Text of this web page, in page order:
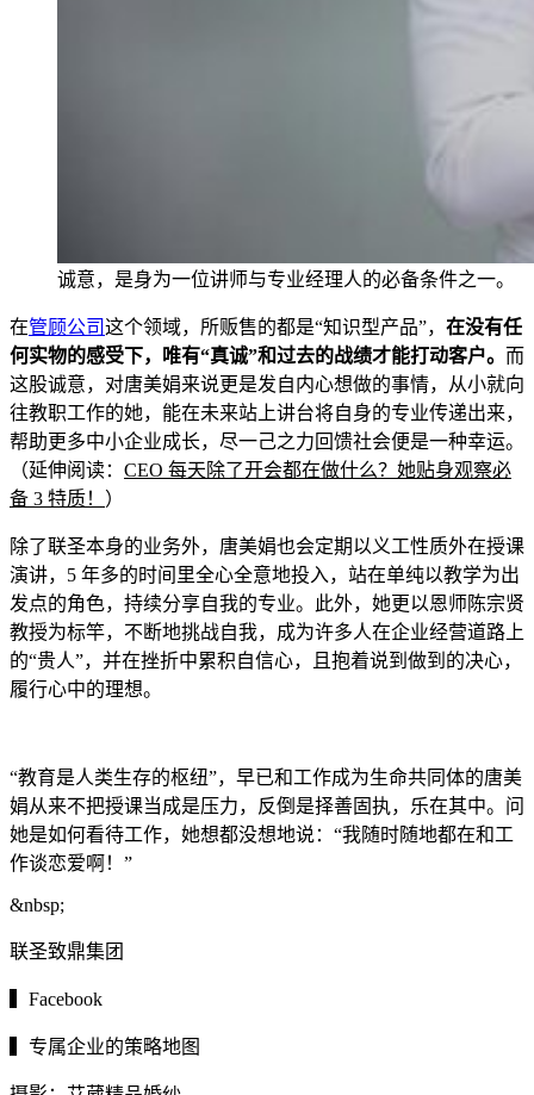
诚意，是身为一位讲师与专业经理人的必备条件之一。
在管顾公司这个领域，所贩售的都是“知识型产品”， 在没有任
何实物的感受下，唯有“真诚”和过去的战绩才能打动客户。 而
这股诚意，对唐美娟来说更是发自内心想做的事情，从小就向
往教职工作的她，能在未来站上讲台将自身的专业传递出来，
帮助更多中小企业成长，尽一己之力回馈社会便是一种幸运。
（延伸阅读： CEO 每天除了开会都在做什么？她贴身观察必
备 3 特质！ ）
除了联圣本身的业务外，唐美娟也会定期以义工性质外在授课
演讲，5 年多的时间里全心全意地投入，站在单纯以教学为出
发点的角色，持续分享自我的专业。此外，她更以恩师陈宗贤
教授为标竿，不断地挑战自我，成为许多人在企业经营道路上
的“贵人”，并在挫折中累积自信心，且抱着说到做到的决心，
履行心中的理想。
“教育是人类生存的枢纽”，早已和工作成为生命共同体的唐美
娟从来不把授课当成是压力，反倒是择善固执，乐在其中。问
她是如何看待工作，她想都没想地说：“我随时随地都在和工
作谈恋爱啊！”
&nbsp;
联圣致鼎集团
▍Facebook
▍专属企业的策略地图